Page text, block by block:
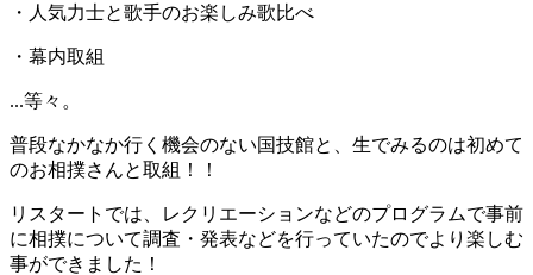
・人気力士と歌手のお楽しみ歌比べ
・幕内取組
...等々。
普段なかなか行く機会のない国技館と、生でみるのは初めて
のお相撲さんと取組！！
リスタートでは、レクリエーションなどのプログラムで事前
に相撲について調査・発表などを行っていたのでより楽しむ
事ができました！